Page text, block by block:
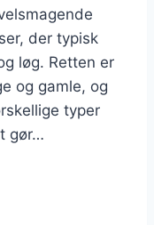
der typisk
løg. Retten er
og gamle, og
typer
gør…